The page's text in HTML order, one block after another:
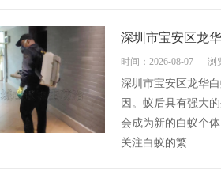
深圳市宝安区龙
时间：2026-08-07 浏
深圳市宝安区龙华
因。蚁后具有强大
会成为新的白蚁个
关注白蚁的繁...